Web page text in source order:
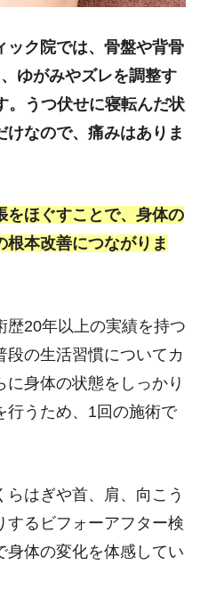
ック院では、骨盤や背骨
ゆがみやズレを調整す
。うつ伏せに寝転んだ状
なので、痛みはありま
をほぐすことで、身体の
根本改善につながりま
歴20年以上の実績を持つ
段の生活習慣についてカ
身体の状態をしっかり
行うため、1回の施術で
らはぎや首、肩、向こう
するビフォーアフター検
身体の変化を体感してい